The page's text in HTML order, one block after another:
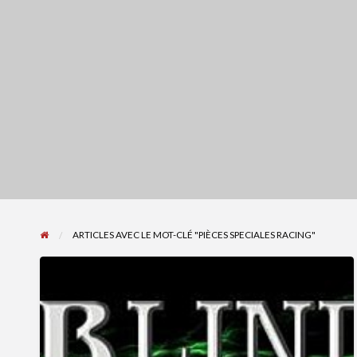
ARTICLES AVEC LE MOT-CLÉ "PIÈCES SPECIALES RACING"